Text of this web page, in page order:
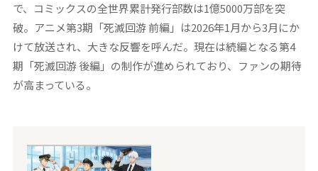
で、コミックスの全世界累計発行部数は1億5000万部を突
破。アニメ第3期「死滅回游 前編」は2026年1月から3月にか
けて放送され、大きな反響を呼んだ。現在は続編となる第4
期「死滅回游 後編」の制作が進められており、ファンの期待
が高まっている。